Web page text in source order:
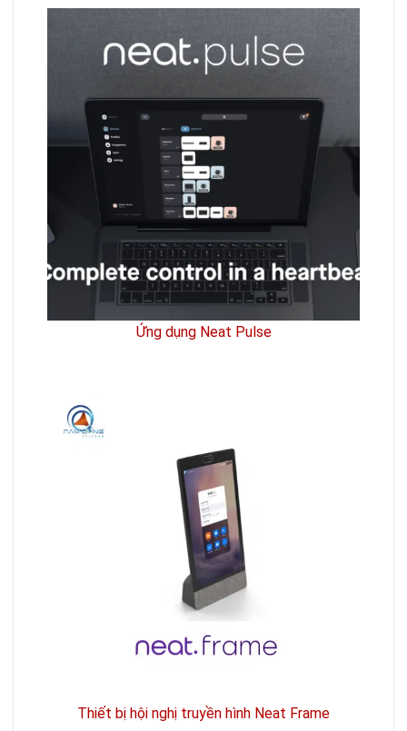
Ứng dụng Neat Pulse
Thiết bị hội nghị truyền hình Neat Frame